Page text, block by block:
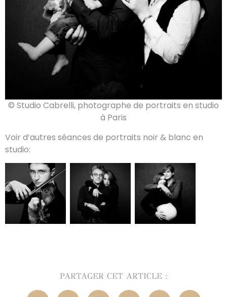
© Studio Cabrelli, photographe de portraits en studio
à Paris
Voir d’autres séances de portraits noir & blanc en
studio:
PARTAGER CET ARTICLE :